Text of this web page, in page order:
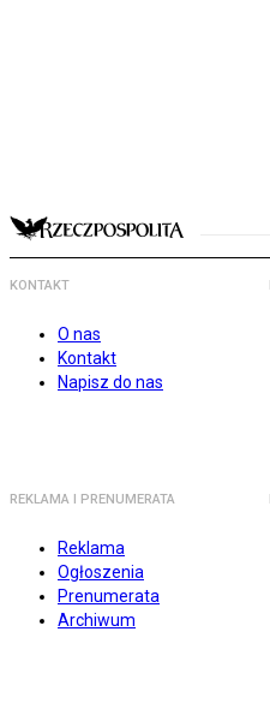
KONTAKT
O nas
Kontakt
Napisz do nas
REKLAMA I PRENUMERATA
Reklama
Ogłoszenia
Prenumerata
Archiwum